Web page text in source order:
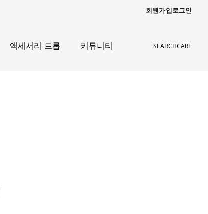
회원가입로그인
액세서리 드롭 커뮤니티 SEARCHCART